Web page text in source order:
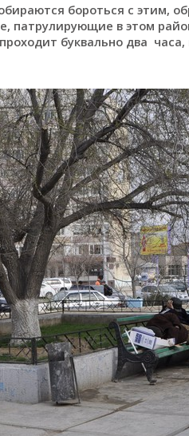
бороться с этим,
патрулирующие в этом
буквально два